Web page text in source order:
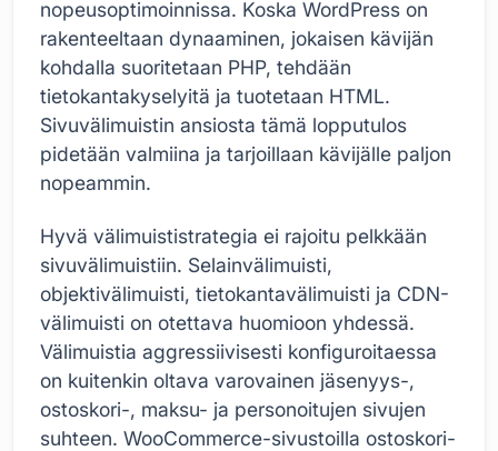
nopeusoptimoinnissa. Koska WordPress on
rakenteeltaan dynaaminen, jokaisen kävijän
kohdalla suoritetaan PHP, tehdään
tietokantakyselyitä ja tuotetaan HTML.
Sivuvälimuistin ansiosta tämä lopputulos
pidetään valmiina ja tarjoillaan kävijälle paljon
nopeammin.
Hyvä välimuististrategia ei rajoitu pelkkään
sivuvälimuistiin. Selainvälimuisti,
objektivälimuisti, tietokantavälimuisti ja CDN-
välimuisti on otettava huomioon yhdessä.
Välimuistia aggressiivisesti konfiguroitaessa
on kuitenkin oltava varovainen jäsenyys-,
ostoskori-, maksu- ja personoitujen sivujen
suhteen. WooCommerce-sivustoilla ostoskori-